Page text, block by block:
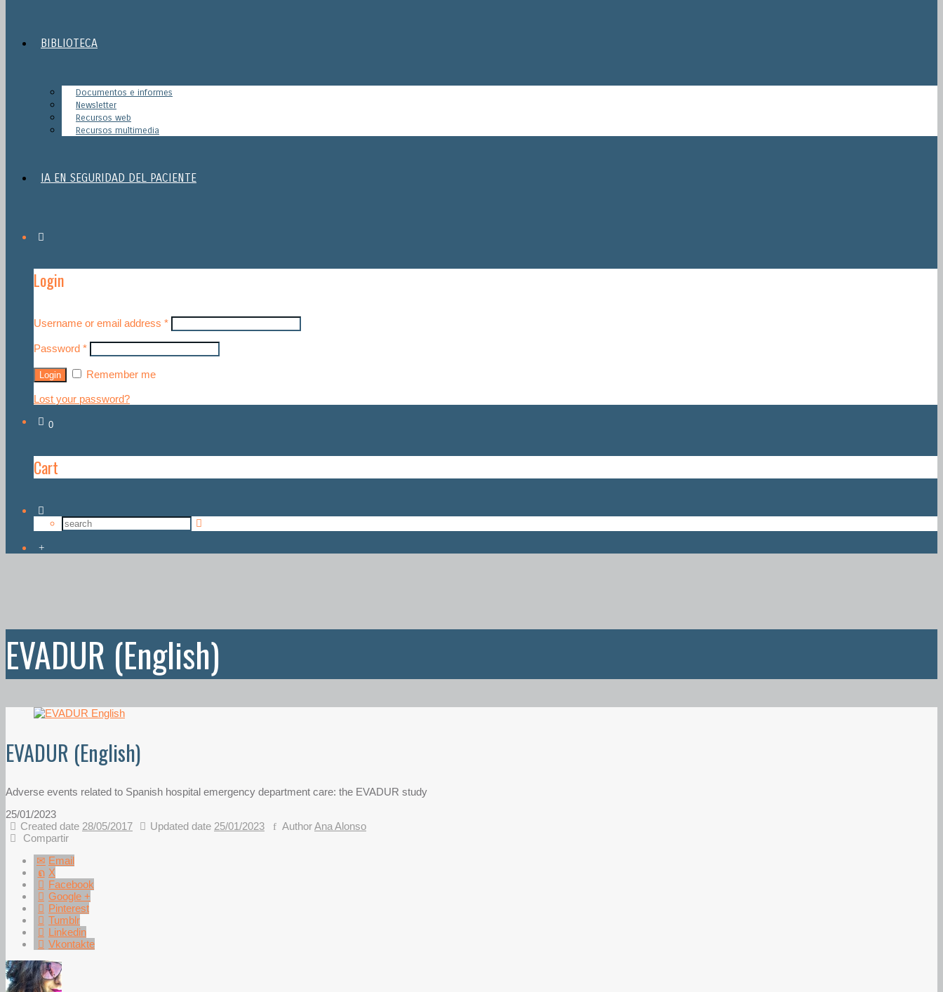
BIBLIOTECA
Documentos e informes
Newsletter
Recursos web
Recursos multimedia
IA EN SEGURIDAD DEL PACIENTE
Login
Username or email address *
Password *
Remember me
Lost your password?
0
Cart
EVADUR (English)
EVADUR (English)
Adverse events related to Spanish hospital emergency department care: the EVADUR study
25/01/2023
Created date 28/05/2017 Updated date 25/01/2023 AuthorAna Alonso
Compartir
Email
X
Facebook
Google +
Pinterest
Tumblr
Linkedin
Vkontakte